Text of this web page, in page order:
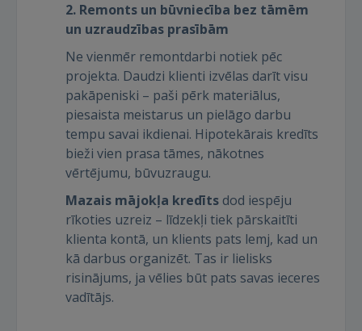
2. Remonts un būvniecība bez tāmēm
un uzraudzības prasībām
Ne vienmēr remontdarbi notiek pēc
projekta. Daudzi klienti izvēlas darīt visu
pakāpeniski – paši pērk materiālus,
piesaista meistarus un pielāgo darbu
tempu savai ikdienai. Hipotekārais kredīts
bieži vien prasa tāmes, nākotnes
vērtējumu, būvuzraugu.
Mazais mājokļa kredīts dod iespēju
rīkoties uzreiz – līdzekļi tiek pārskaitīti
klienta kontā, un klients pats lemj, kad un
kā darbus organizēt. Tas ir lielisks
risinājums, ja vēlies būt pats savas ieceres
vadītājs.